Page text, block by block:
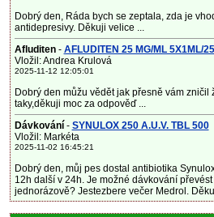
Dobrý den, Ráda bych se zeptala, zda je
antidepresivy. Děkuji velice ...
Afluditen- AFLUDITEN 25 MG/ML 5X1ML/
Vložil: Andrea Krulová
2025-11-12 12:05:01
Dobrý den můžu vědět jak přesně vám zničil
taky,děkuji moc za odpověď ...
Dávkování - SYNULOX 250 A.U.V. TBL 500
Vložil: Markéta
2025-11-02 16:45:21
Dobrý den, můj pes dostal antibiotika
12h další v 24h. Je možné dávkování
jednorázově? Jestezbere večer Medrol.